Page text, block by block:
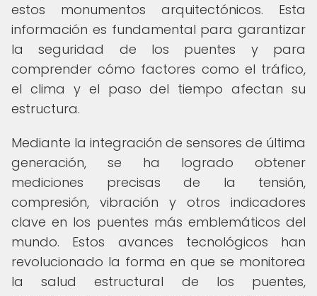
estos monumentos arquitectónicos. Esta
información es fundamental para garantizar
la seguridad de los puentes y para
comprender cómo factores como el tráfico,
el clima y el paso del tiempo afectan su
estructura.
Mediante la integración de sensores de última
generación, se ha logrado obtener
mediciones precisas de la tensión,
compresión, vibración y otros indicadores
clave en los puentes más emblemáticos del
mundo. Estos avances tecnológicos han
revolucionado la forma en que se monitorea
la salud estructural de los puentes,